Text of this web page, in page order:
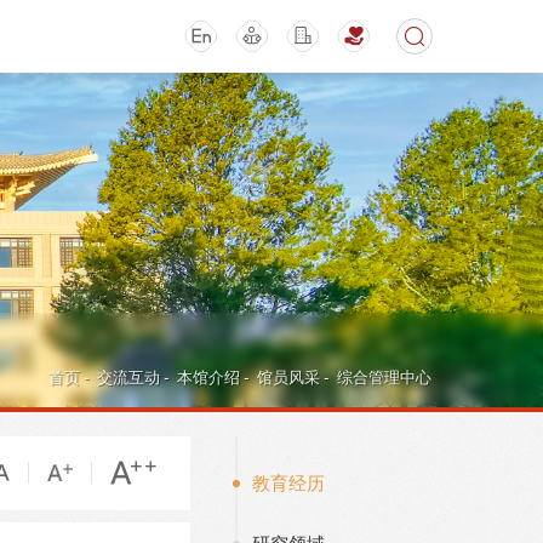
刊
活动讲座
首页 - 交流互动 - 本馆介绍 - 馆员风采 - 综合管理中心
教育经历